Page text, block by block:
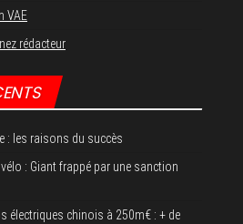
VAE
rédacteur
: les raisons du succès
: Giant frappé par une sanction
électriques chinois à 250m€ : + de